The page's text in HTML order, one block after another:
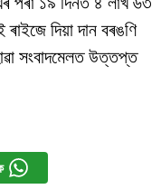
দিয়া দান বৰঙণি
সংবাদমেলত উত্তপ্ত